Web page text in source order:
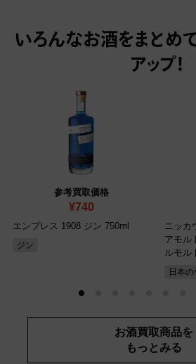
いろんなお酒をまとめ
アップ！
参考買取価格
¥740
エンプレス 1908 ジン 750ml
ジン
ニッカ
アモル
ルモル
日本
お酒買取商品を
もっとみる